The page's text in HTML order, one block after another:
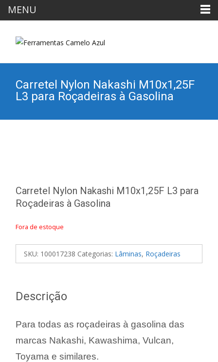
Carretel Nylon Nakashi M10x1,25F
L3 para Roçadeiras à Gasolina
Carretel Nylon Nakashi M10x1,25F L3 para
Roçadeiras à Gasolina
Fora de estoque
SKU: 100017238 Categorias: Lâminas, Roçadeiras
Descrição
Para todas as roçadeiras à gasolina das
marcas Nakashi, Kawashima, Vulcan,
Toyama e similares.
MENU